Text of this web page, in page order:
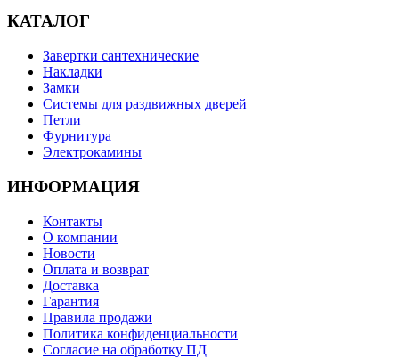
КАТАЛОГ
Завертки сантехнические
Накладки
Замки
Системы для раздвижных дверей
Петли
Фурнитура
Электрокамины
ИНФОРМАЦИЯ
Контакты
О компании
Новости
Оплата и возврат
Доставка
Гарантия
Правила продажи
Политика конфиденциальности
Согласие на обработку ПД